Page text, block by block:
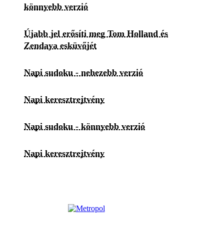
könnyebb verzió
Újabb jel erősíti meg Tom Holland és
Zendaya esküvőjét
Napi sudoku - nehezebb verzió
Napi keresztrejtvény
Napi sudoku - könnyebb verzió
Napi keresztrejtvény